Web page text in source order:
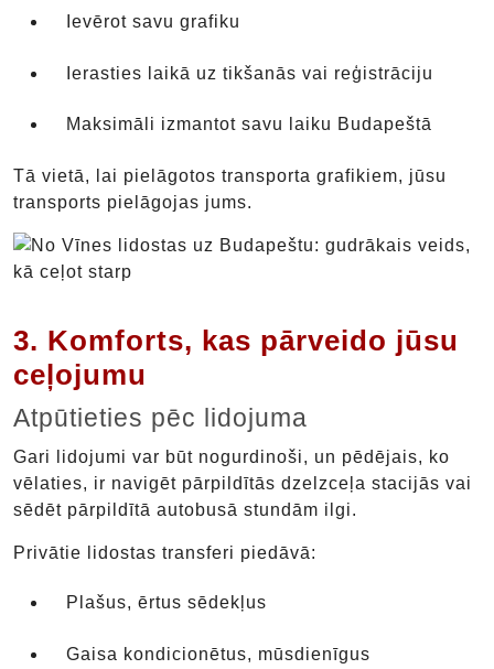
Ievērot savu grafiku
Ierasties laikā uz tikšanās vai reģistrāciju
Maksimāli izmantot savu laiku Budapeštā
Tā vietā, lai pielāgotos transporta grafikiem, jūsu
transports pielāgojas jums.
3. Komforts, kas pārveido jūsu
ceļojumu
Atpūtieties pēc lidojuma
Gari lidojumi var būt nogurdinoši, un pēdējais, ko
vēlaties, ir navigēt pārpildītās dzelzceļa stacijās vai
sēdēt pārpildītā autobusā stundām ilgi.
Privātie lidostas transferi piedāvā:
Plašus, ērtus sēdekļus
Gaisa kondicionētus, mūsdienīgus